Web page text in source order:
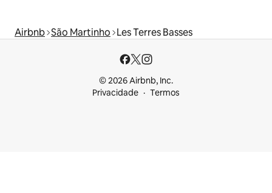
Airbnb São Martinho Les Terres Basses
© 2026 Airbnb, Inc.
Privacidade
Termos